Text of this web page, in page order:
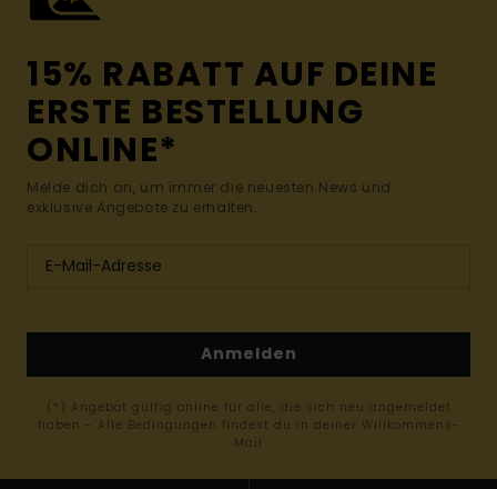
15% RABATT AUF DEINE
ERSTE BESTELLUNG
ONLINE*
Melde dich an, um immer die neuesten News und
exklusive Angebote zu erhalten.
Anmelden
(*) Angebot gültig online für alle, die sich neu angemeldet
haben - Alle Bedingungen findest du in deiner Willkommens-
Mail